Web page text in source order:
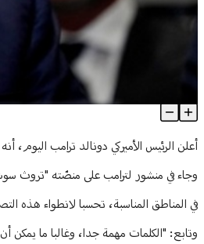
رداً على تهديدات مدفيديف... ترامب:
Article Content
أعلن الرئيس الأميركي دونالد ترامب
وجاء في منشور لترامب على منصّته "تروث
في المناطق المناسبة، تحسبا لانطواء هذه
وتابع: "الكلمات مهمة جدا، وغالبا ما